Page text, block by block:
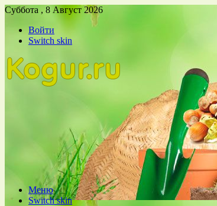
Суббота , 8 Август 2026
Войти
Switch skin
Меню
Switch skin